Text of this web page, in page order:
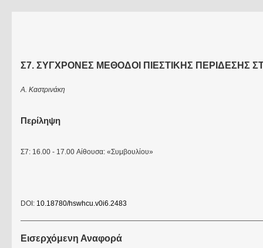
Σ7. ΣΥΓΧΡΟΝΕΣ ΜΕΘΟΔΟΙ ΠΙΕΣΤΙΚΗΣ ΠΕΡΙΔΕΣΗΣ
Α. Καστρινάκη
Περίληψη
Σ7: 16.00 - 17.00 Αίθουσα: «Συμβουλίου»
DOI: 10.18780/hswhcu.v0i6.2483
Εισερχόμενη Αναφορά